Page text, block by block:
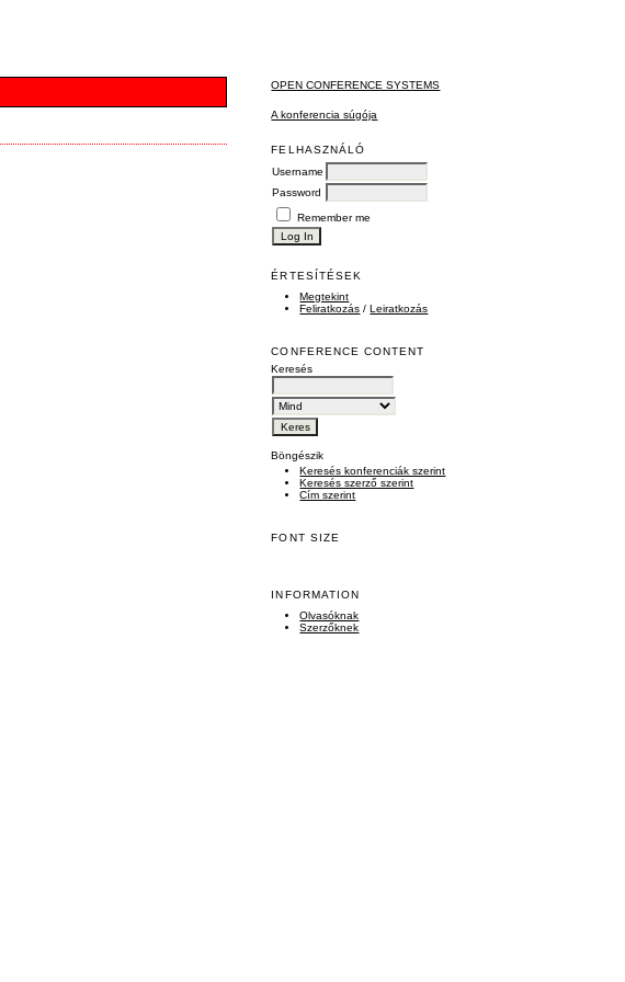
OPEN CONFERENCE SYSTEMS
A konferencia súgója
FELHASZNÁLÓ
Username
Password
Remember me
ÉRTESÍTÉSEK
Megtekint
Feliratkozás /Leiratkozás
CONFERENCE CONTENT
Keresés
Böngészik
Keresés konferenciák szerint
Keresés szerző szerint
Cím szerint
FONT SIZE
INFORMATION
Olvasóknak
Szerzőknek